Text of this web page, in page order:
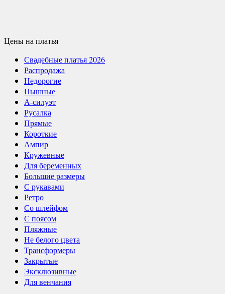
Ценына платья
Свадебные платья 2026
Распродажа
Недорогие
Пышные
А-силуэт
Русалка
Прямые
Короткие
Ампир
Кружевные
Для беременных
Большие размеры
С рукавами
Ретро
Со шлейфом
С поясом
Пляжные
Не белого цвета
Трансформеры
Закрытые
Эксклюзивные
Для венчания